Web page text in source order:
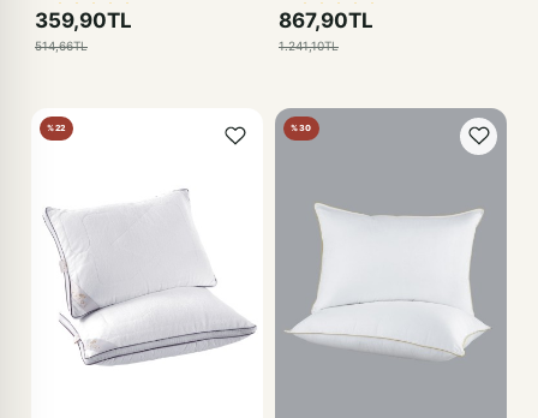
359,90TL
514,66TL
867,90TL
1.241,10TL
%22 %30